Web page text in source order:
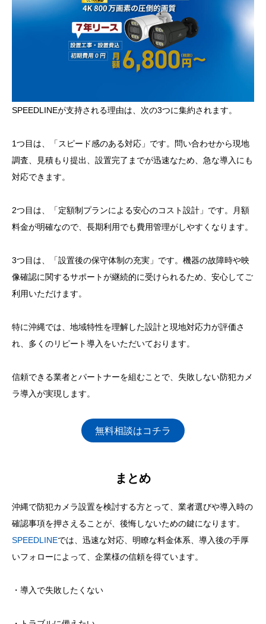
SPEEDLINEが支持される理由は、次の3つに集約されます。
1つ目は、「スピード感のある対応」です。問い合わせから現地
調査、見積もり提出、設置完了までが迅速なため、急な導入にも
対応できます。
2つ目は、「定額制プランによる安心のコスト設計」です。月額
料金が明確なので、長期利用でも費用管理がしやすくなります。
3つ目は、「設置後の保守体制の充実」です。機器の故障時や映
像確認に関するサポートが継続的に受けられるため、安心してご
利用いただけます。
特に沖縄では、地域特性を理解した設計と現地対応力が評価さ
れ、多くのリピート導入をいただいております。
信頼できる業者とパートナーを組むことで、失敗しない防犯カメ
ラ導入が実現します。
無料相談はコチラ
まとめ
沖縄で防犯カメラ設置を検討する方とって、業者選びや導入時の
確認事項を押さえることが、後悔しないための鍵になります。
SPEEDLINEでは、迅速な対応、明瞭な料金体系、導入後の手厚
いフォローによって、企業様の信頼を得ています。
・導入で失敗したくない